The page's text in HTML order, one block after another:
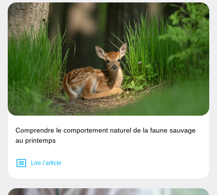
Comprendre le comportement naturel de la faune sauvage
au printemps
Lire l’article